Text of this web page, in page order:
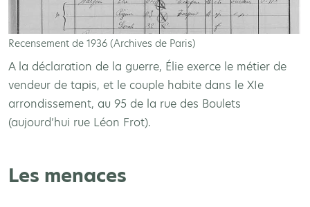
Recensement de 1936 (Archives de Paris)
A la déclaration de la guerre, Élie exerce le métier de
vendeur de tapis, et le couple habite dans le XIe
arrondissement, au 95 de la rue des Boulets
(aujourd’hui rue Léon Frot).
Les menaces